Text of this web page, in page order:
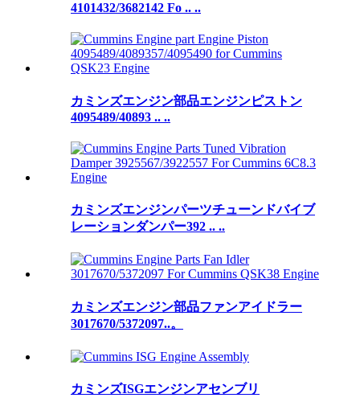
4101432/3682142 Fo .. ..
カミンズエンジン部品エンジンピストン
4095489/40893 .. ..
カミンズエンジンパーツチューンドバイブ
レーションダンパー392 .. ..
カミンズエンジン部品ファンアイドラー
3017670/5372097..。
カミンズISGエンジンアセンブリ